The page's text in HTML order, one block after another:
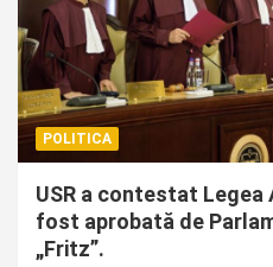
POLITICA
USR a contestat Legea
fost aprobată de
„Fritz”.